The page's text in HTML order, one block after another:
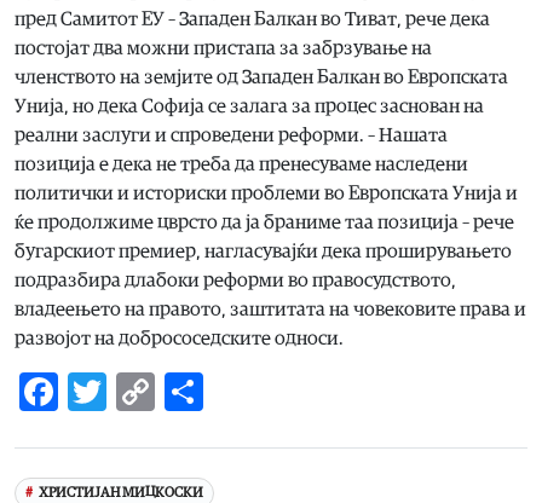
пред Самитот ЕУ – Западен Балкан во Тиват, рече дека
постојат два можни пристапа за забрзување на
членството на земјите од Западен Балкан во Европската
Унија, но дека Софија се залага за процес заснован на
реални заслуги и спроведени реформи. – Нашата
позиција е дека не треба да пренесуваме наследени
политички и историски проблеми во Европската Унија и
ќе продолжиме цврсто да ја браниме таа позиција – рече
бугарскиот премиер, нагласувајќи дека проширувањето
подразбира длабоки реформи во правосудството,
владеењето на правото, заштитата на човековите права и
развојот на добрососедските односи.
Facebook
Twitter
Copy
ХРИСТИЈАН МИЦКОСКИ